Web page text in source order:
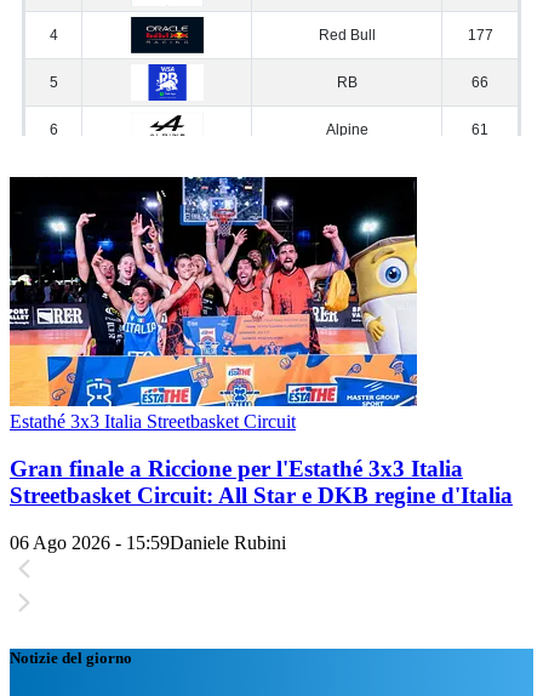
Estathé 3x3 Italia Streetbasket Circuit
Gran finale a Riccione per l'Estathé 3x3 Italia
Streetbasket Circuit: All Star e DKB regine d'Italia
06 Ago 2026 - 15:59Daniele Rubini
Notizie del giorno